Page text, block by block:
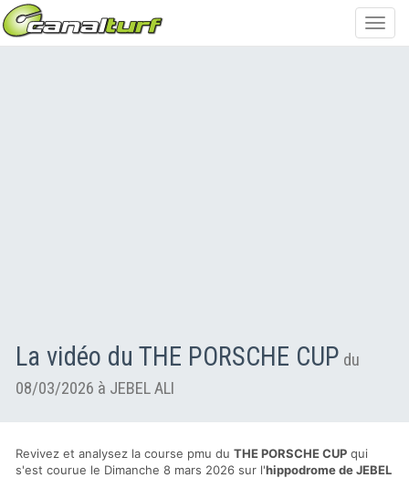
La vidéo du THE PORSCHE CUP du
08/03/2026 à JEBEL ALI
Revivez et analysez la course pmu du THE PORSCHE CUP qui
s'est courue le Dimanche 8 mars 2026 sur l'hippodrome de JEBEL